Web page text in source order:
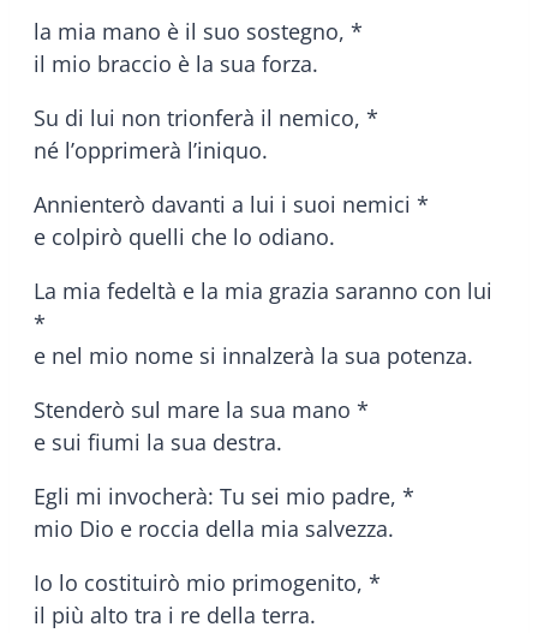
la mia mano è il suo sostegno, *
il mio braccio è la sua forza.
Su di lui non trionferà il nemico, *
né l’opprimerà l’iniquo.
Annienterò davanti a lui i suoi nemici *
e colpirò quelli che lo odiano.
La mia fedeltà e la mia grazia saranno con lui
*
e nel mio nome si innalzerà la sua potenza.
Stenderò sul mare la sua mano *
e sui fiumi la sua destra.
Egli mi invocherà: Tu sei mio padre, *
mio Dio e roccia della mia salvezza.
Io lo costituirò mio primogenito, *
il più alto tra i re della terra.